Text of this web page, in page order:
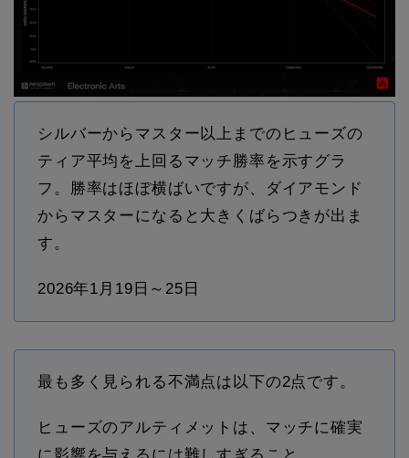
シルバーからマスター以上までのヒューズの
ティア平均を上回るマッチ勝率を示すグラ
フ。勝率はほぼ横ばいですが、ダイアモンド
からマスターになると大きくばらつきが出ま
す。
2026年1月19日～25日
最も多く見られる不満点は以下の2点です。
ヒューズのアルティメットは、マッチに確実